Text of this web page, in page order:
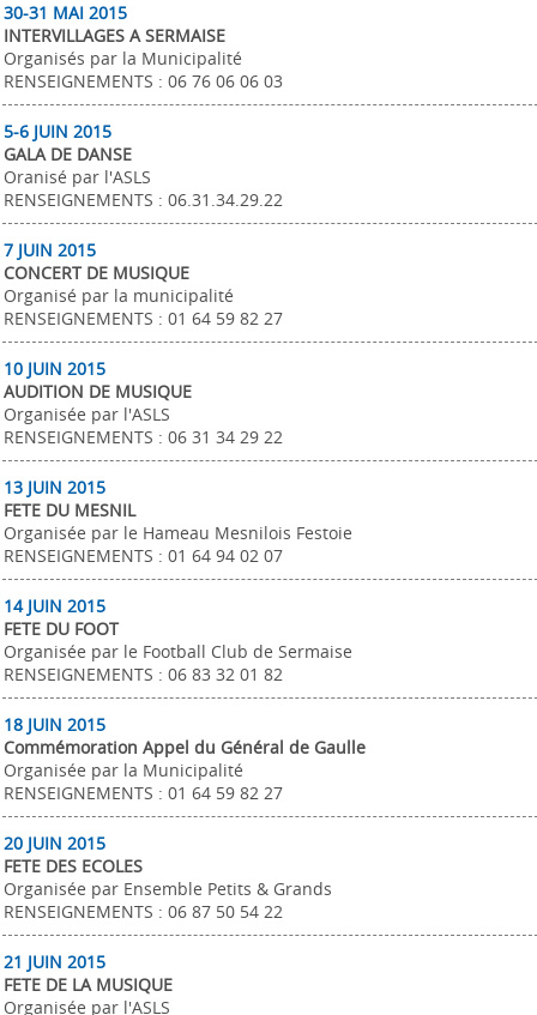
30-31 MAI 2015
INTERVILLAGES A SERMAISE
Organisés par la Municipalité
RENSEIGNEMENTS : 06 76 06 06 03
5-6 JUIN 2015
GALA DE DANSE
Oranisé par l'ASLS
RENSEIGNEMENTS : 06.31.34.29.22
7 JUIN 2015
CONCERT DE MUSIQUE
Organisé par la municipalité
RENSEIGNEMENTS : 01 64 59 82 27
10 JUIN 2015
AUDITION DE MUSIQUE
Organisée par l'ASLS
RENSEIGNEMENTS : 06 31 34 29 22
13 JUIN 2015
FETE DU MESNIL
Organisée par le Hameau Mesnilois Festoie
RENSEIGNEMENTS : 01 64 94 02 07
14 JUIN 2015
FETE DU FOOT
Organisée par le Football Club de Sermaise
RENSEIGNEMENTS : 06 83 32 01 82
18 JUIN 2015
Commémoration Appel du Général de Gaulle
Organisée par la Municipalité
RENSEIGNEMENTS : 01 64 59 82 27
20 JUIN 2015
FETE DES ECOLES
Organisée par Ensemble Petits & Grands
RENSEIGNEMENTS : 06 87 50 54 22
21 JUIN 2015
FETE DE LA MUSIQUE
Organisée par l'ASLS